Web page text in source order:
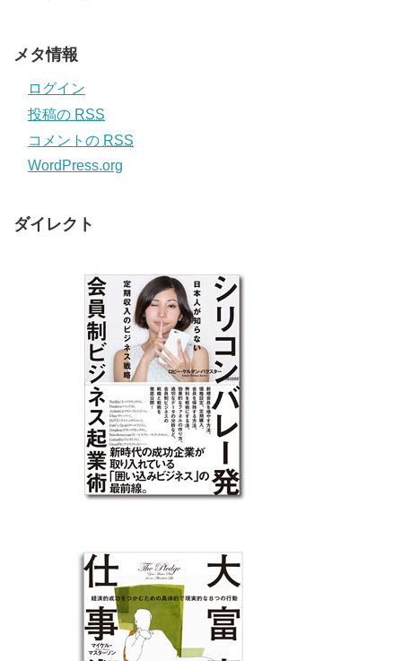
メタ情報
ログイン
投稿の RSS
コメントの RSS
WordPress.org
ダイレクト